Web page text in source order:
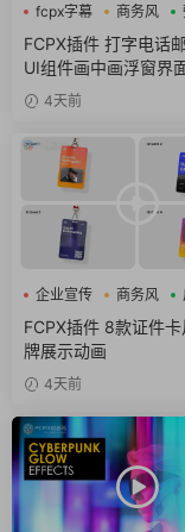
fcpx字幕 商务风
FCPX插件 打字电话
UI组件画中画浮窗界
4天前
企业宣传 商务风
FCPX插件 8款证件
牌展示动画
4天前